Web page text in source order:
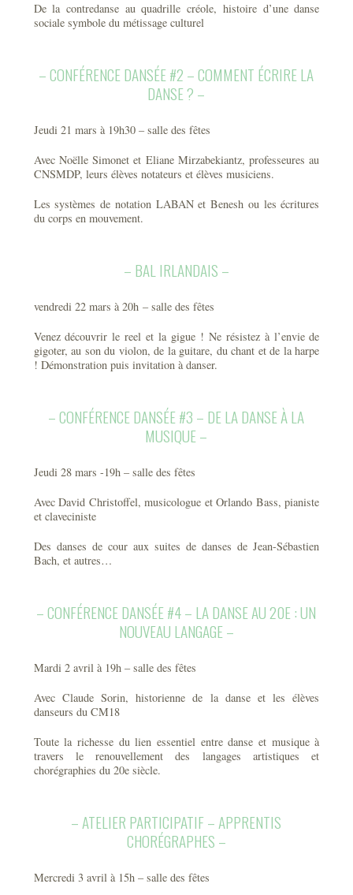
De la contredanse au quadrille créole, histoire d’une danse
sociale symbole du métissage culturel
– CONFÉRENCE DANSÉE #2 – COMMENT ÉCRIRE LA
DANSE ? –
Jeudi 21 mars à 19h30 – salle des fêtes
Avec Noëlle Simonet et Eliane Mirzabekiantz, professeures au
CNSMDP, leurs élèves notateurs et élèves musiciens.
Les systèmes de notation LABAN et Benesh ou les écritures
du corps en mouvement.
– BAL IRLANDAIS –
vendredi 22 mars à 20h – salle des fêtes
Venez découvrir le reel et la gigue ! Ne résistez à l’envie de
gigoter, au son du violon, de la guitare, du chant et de la harpe
! Démonstration puis invitation à danser.
– CONFÉRENCE DANSÉE #3 – DE LA DANSE À LA
MUSIQUE –
Jeudi 28 mars -19h – salle des fêtes
Avec David Christoffel, musicologue et Orlando Bass, pianiste
et claveciniste
Des danses de cour aux suites de danses de Jean-Sébastien
Bach, et autres…
– CONFÉRENCE DANSÉE #4 – LA DANSE AU 20E : UN
NOUVEAU LANGAGE –
Mardi 2 avril à 19h – salle des fêtes
Avec Claude Sorin, historienne de la danse et les élèves
danseurs du CM18
Toute la richesse du lien essentiel entre danse et musique à
travers le renouvellement des langages artistiques et
chorégraphies du 20e siècle.
– ATELIER PARTICIPATIF – APPRENTIS
CHORÉGRAPHES –
Mercredi 3 avril à 15h – salle des fêtes